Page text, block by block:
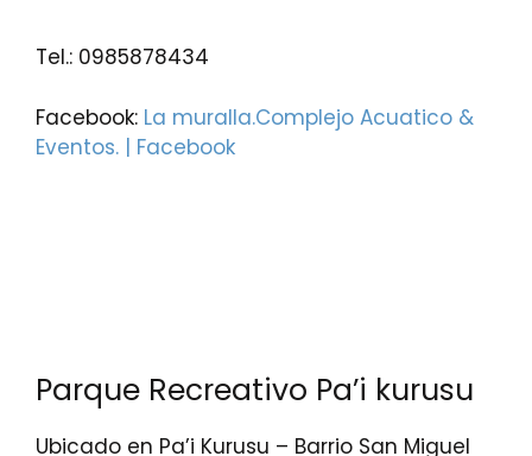
Tel.: 0985878434
Facebook: La muralla.Complejo Acuatico &
Eventos. | Facebook
Parque Recreativo Pa’i kurusu
Ubicado en Pa’i Kurusu – Barrio San Miguel